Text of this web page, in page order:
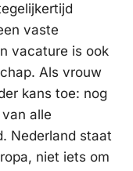
vaste
vacature is ook
Als vrouw
kans toe: nog
alle
Nederland staat
niet iets om